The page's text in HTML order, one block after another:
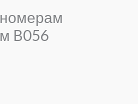
B056